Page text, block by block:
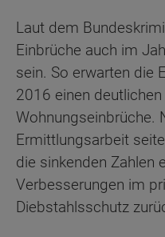
Laut dem
Einbrüche auch im
sein. So erwarten die
2016 einen
Wohnungseinbrüche.
Ermittlungsarbeit
die sinkenden Zahlen
Verbesserungen im
Diebstahlsschutz